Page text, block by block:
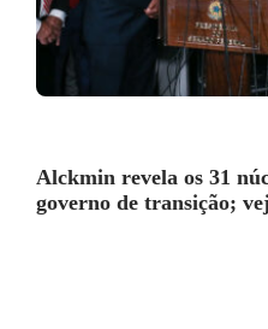
Alckmin revela os 31
governo de transição;